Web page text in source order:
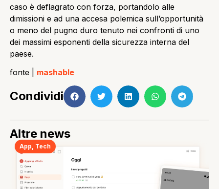
caso è deflagrato con forza, portandolo alle
dimissioni e ad una accesa polemica sull’opportunità
o meno del pugno duro tenuto nei confronti di uno
dei massimi esponenti della sicurezza interna del
paese.
fonte | mashable
Condividi
Altre news
App Tech